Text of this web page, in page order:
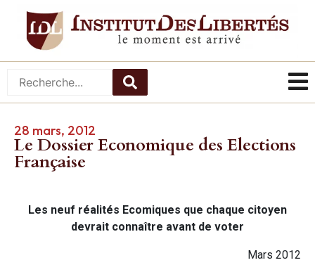
28 mars, 2012
Le Dossier Economique des Elections
Française
Les neuf réalités Ecomiques que chaque citoyen
devrait connaître avant de voter
Mars 2012